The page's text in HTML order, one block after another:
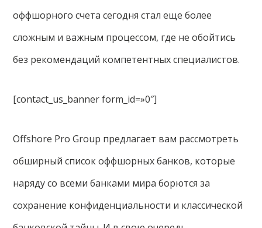
оффшорного счета сегодня стал еще более
сложным и важным процессом, где не обойтись
без рекомендаций компетентных специалистов.
[contact_us_banner form_id=»0″]
Offshore Pro Group предлагает вам рассмотреть
обширный список оффшорных банков, которые
наряду со всеми банками мира борются за
сохранение конфиденциальности и классической